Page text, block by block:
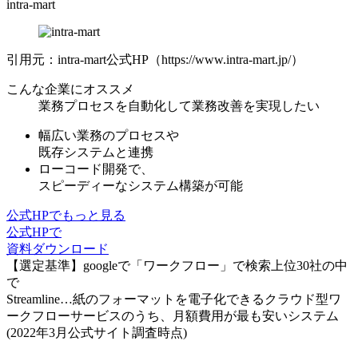
intra-mart
引用元：intra-mart公式HP（https://www.intra-mart.jp/）
こんな企業にオススメ
業務プロセスを自動化して業務改善を実現したい
幅広い業務のプロセスや
既存システムと連携
ローコード開発で、
スピーディーなシステム構築が可能
公式HPでもっと見る
公式HPで
資料ダウンロード
【選定基準】googleで「ワークフロー」で検索上位30社の中
で
Streamline…紙のフォーマットを電子化できるクラウド型ワ
ークフローサービスのうち、月額費用が最も安いシステム
(2022年3月公式サイト調査時点)